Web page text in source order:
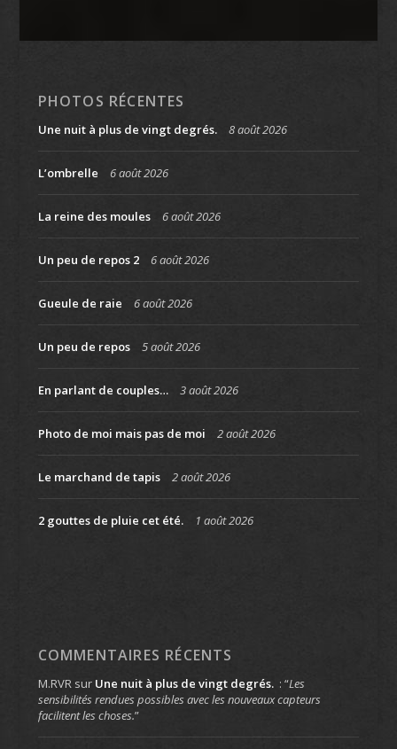
PHOTOS RÉCENTES
Une nuit à plus de vingt degrés. 8 août 2026
L’ombrelle 6 août 2026
La reine des moules 6 août 2026
Un peu de repos 2 6 août 2026
Gueule de raie 6 août 2026
Un peu de repos 5 août 2026
En parlant de couples… 3 août 2026
Photo de moi mais pas de moi 2 août 2026
Le marchand de tapis 2 août 2026
2 gouttes de pluie cet été. 1 août 2026
COMMENTAIRES RÉCENTS
M.RVRsur Une nuit à plus de vingt degrés. : “Les
sensibilités rendues possibles avec les nouveaux capteurs
facilitent les choses.”